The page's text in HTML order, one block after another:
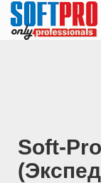
Soft-